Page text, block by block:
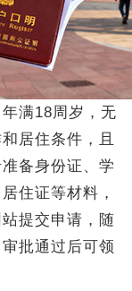
满18周岁，无
居住条件，且
备身份证、学
住证等材料，
提交申请，随
批通过后可领